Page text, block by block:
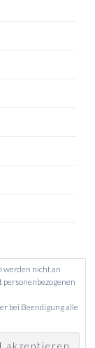
werden nicht an
bei Beendigung alle